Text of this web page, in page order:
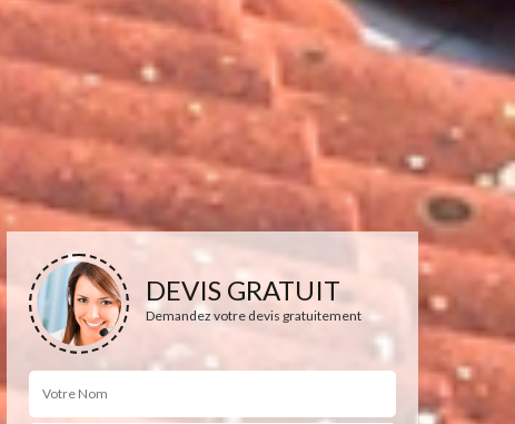
DEVIS GRATUIT
Demandez votre devis gratuitement